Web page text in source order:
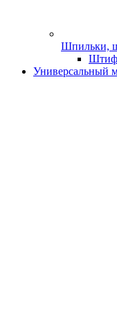
Шпильки,
Универсальный